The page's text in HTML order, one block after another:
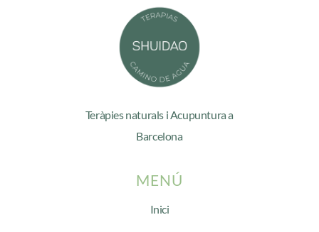
Teràpies naturals i Acupuntura a
Barcelona
MENÚ
Inici